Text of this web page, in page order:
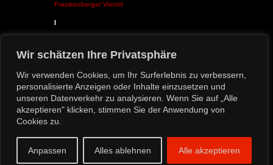
Wir schätzen Ihre Privatsphäre
Wir verwenden Cookies, um Ihr Surferlebnis zu verbessern,
personalisierte Anzeigen oder Inhalte einzusetzen und
unseren Datenverkehr zu analysieren. Wenn Sie auf „Alle
akzeptieren" klicken, stimmen Sie der Anwendung von
Cookies zu.
Anpassen Alles ablehnen Alle akzeptieren
Frankenberger Viertel
I
Datenschutzerklärung
Theme byTowfiq I.